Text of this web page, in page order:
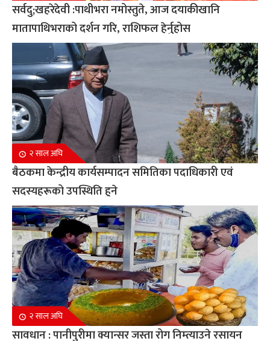
सर्वदु;खहरेदेवी :पाथीभरा नमोस्तुते, आज दयाकीखानि
मातापाथिभराको दर्शन गरि, राशिफल हेर्नुहोस
२ साल अघि
बैठकमा केन्द्रीय कार्यसम्पादन समितिका पदाधिकारी एवं
सदस्यहरूको उपस्थिति हुने
२ साल अघि
सावधान : पानीपुरीमा क्यान्सर जस्ता रोग निम्त्याउने रसायन